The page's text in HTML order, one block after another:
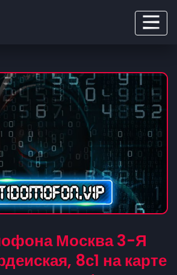
Москва 3-Я
8с1 на карте